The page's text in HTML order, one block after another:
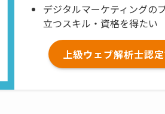
デジタルマーケティングの
立つスキル・資格を得たい
上級ウェブ解析士認